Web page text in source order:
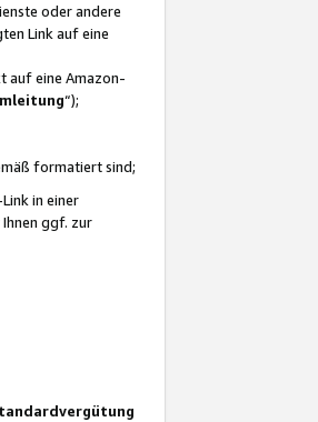
oder andere
Link auf eine
auf eine Amazon-
“);
formatiert sind;
in einer
ggf. zur